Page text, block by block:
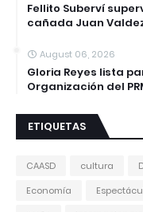
Fellito Suberví
cañada Juan
August 06, 2026
Gloria Reyes lista
Organización del
ETIQUETAS
CAASD cultura
Economía